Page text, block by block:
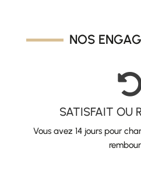
NOS
SATISFAIT OU
Vous avez 14 jours pour